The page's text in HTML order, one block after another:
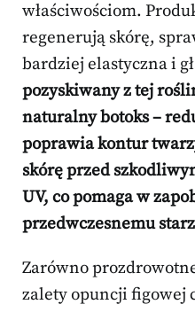
właściwościom.
regenerują skórę,
bardziej elastyczna i
pozyskiwany z tej
naturalny botoks –
poprawia kontur
skórę przed
UV, co pomaga w
przedwczesnemu
Zarówno
zalety opuncji figowej